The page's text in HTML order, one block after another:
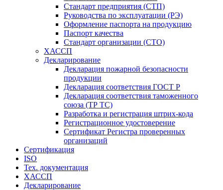
Стандарт предприятия (СТП)
Руководства по эксплуатации (РЭ)
Оформление паспорта на продукцию
Паспорт качества
Стандарт организации (СТО)
ХАССП
Декларирование
Декларация пожарной безопасности
продукции
Декларация соответствия ГОСТ Р
Декларация соответствия таможенного
союза (ТР ТС)
Разработка и регистрация штрих-кода
Регистрационное удостоверение
Сертификат Регистра проверенных
организаций
Сертификация
ISO
Тех. документация
ХАССП
Декларирование